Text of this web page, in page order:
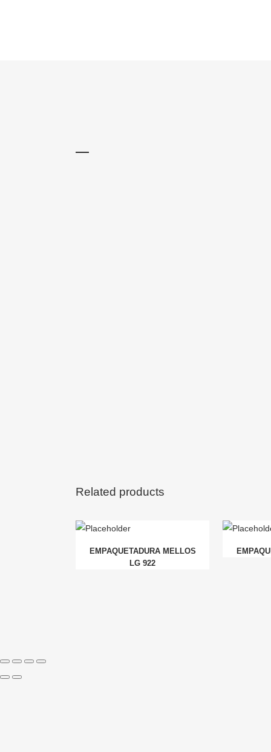
Related products
EMPAQUETADURA MELLOS
LG 922